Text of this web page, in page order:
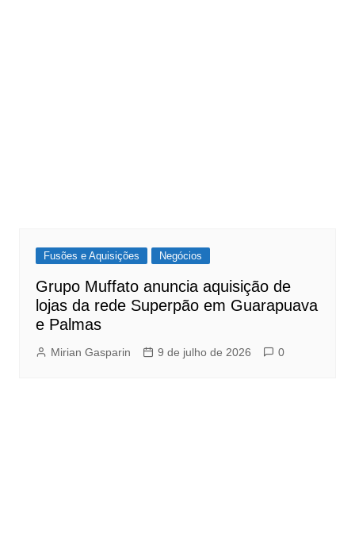
Fusões e Aquisições Negócios
Grupo Muffato anuncia aquisição de
lojas da rede Superpão em Guarapuava
e Palmas
Mirian Gasparin 9 de julho de 2026 0